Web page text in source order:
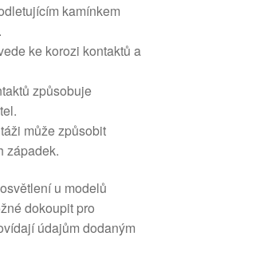
kamínkem
ke korozi kontaktů a
způsobuje
může způsobit
západek.
u modelů
dokoupit pro
údajům dodaným